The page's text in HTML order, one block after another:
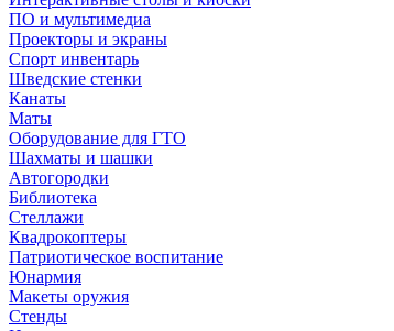
ПО и мультимедиа
Проекторы и экраны
Спорт инвентарь
Шведские стенки
Канаты
Маты
Оборудование для ГТО
Шахматы и шашки
Автогородки
Библиотека
Стеллажи
Квадрокоптеры
Патриотическое воспитание
Юнармия
Макеты оружия
Стенды